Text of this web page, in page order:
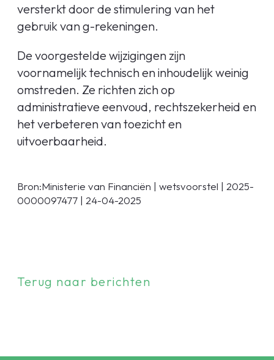
versterkt door de stimulering van het
gebruik van g-rekeningen.
De voorgestelde wijzigingen zijn
voornamelijk technisch en inhoudelijk weinig
omstreden. Ze richten zich op
administratieve eenvoud, rechtszekerheid en
het verbeteren van toezicht en
uitvoerbaarheid.
Bron:Ministerie van Financiën | wetsvoorstel | 2025-
0000097477 | 24-04-2025
Terug naar berichten